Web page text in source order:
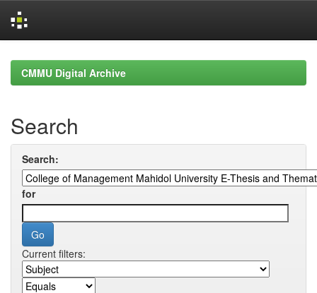
navigationCMMU Digital Archive
Search
Search:
for
Current filters: